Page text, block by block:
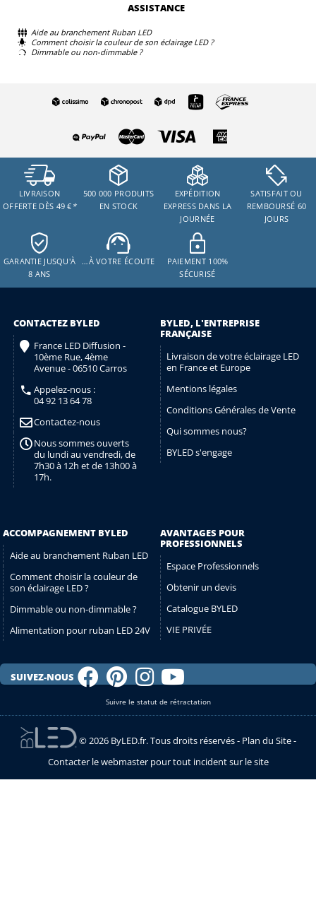
ASSISTANCE
Aide au branchement Ruban LED
Comment choisir la couleur de son éclairage LED ?
Dimmable ou non-dimmable ?
LIVRAISON
OFFERTE DÈS 49 € *
500 000 PRODUITS
EN STOCK
EXPÉDITION
EXPRESS DANS LA
JOURNÉE
SATISFAIT OU
REMBOURSÉ 60
JOURS
GARANTIE JUSQU'À
8 ANS
…À VOTRE ÉCOUTE
PAIEMENT 100%
SÉCURISÉ
CONTACTEZ BYLED
France LED Diffusion -
10ème Rue, 4ème
Avenue - 06510 Carros
Appelez-nous :
04 92 13 64 78
Contactez-nous
Nous sommes ouverts
du lundi au vendredi, de
7h30 à 12h et de 13h00 à
17h.
BYLED, L'ENTREPRISE
FRANÇAISE
Livraison de votre éclairage LED
en France et Europe
Mentions légales
Conditions Générales de Vente
Qui sommes nous?
BYLED s'engage
ACCOMPAGNEMENT BYLED
Aide au branchement Ruban LED
Comment choisir la couleur de
son éclairage LED ?
Dimmable ou non-dimmable ?
Alimentation pour ruban LED 24V
AVANTAGES POUR
PROFESSIONNELS
Espace Professionnels
Obtenir un devis
Catalogue BYLED
VIE PRIVÉE
SUIVEZ-NOUS
Suivre le statut de rétractation
© 2026 ByLED.fr. Tous droits réservés - Plan du Site-
Contacter le webmaster pour tout incident sur le site